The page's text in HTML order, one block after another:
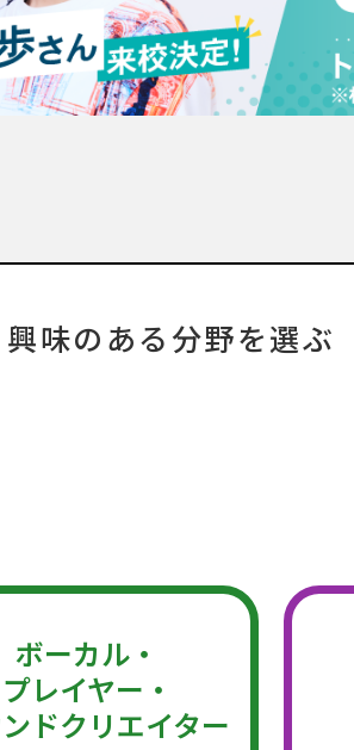
興味のある分野を選ぶ
ボーカル・
プレイヤー・
ドクリエイター